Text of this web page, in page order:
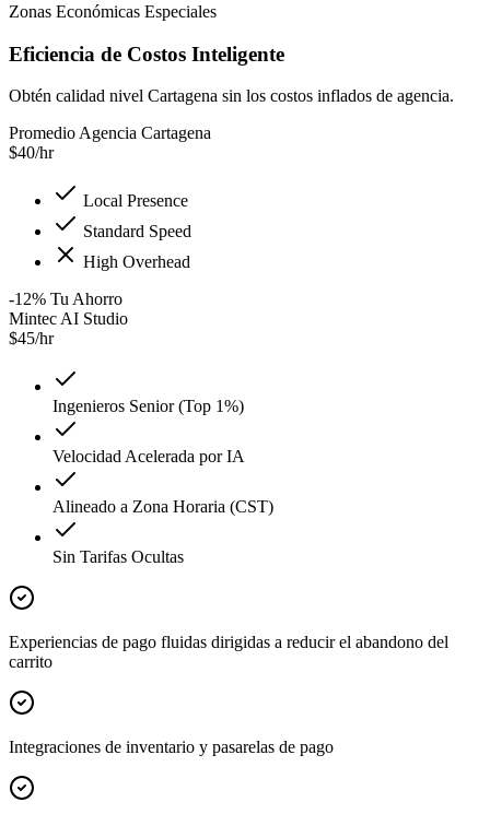
Zonas Económicas Especiales
Eficiencia de Costos Inteligente
Obtén calidad nivel Cartagena sin los costos inflados de agencia.
Promedio Agencia Cartagena
$40/hr
Local Presence
Standard Speed
High Overhead
-12% Tu Ahorro
Mintec AI Studio
$45/hr
Ingenieros Senior (Top 1%)
Velocidad Acelerada por IA
Alineado a Zona Horaria (CST)
Sin Tarifas Ocultas
Experiencias de pago fluidas dirigidas a reducir el abandono del
carrito
Integraciones de inventario y pasarelas de pago